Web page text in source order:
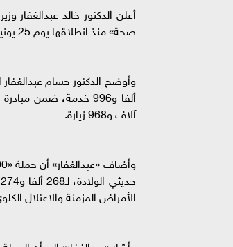
صحة» منذ انطلاقها يوم 25 يونيو الماضي، وحتى مساء أمس الخميس 17 أغسطس، في جميع محافظات الجمهورية.
آلاف و968 زيارة.
الأمراض المزمنة والاعتلال